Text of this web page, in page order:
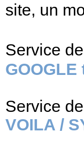
site, un
Service
Service
VOILA /